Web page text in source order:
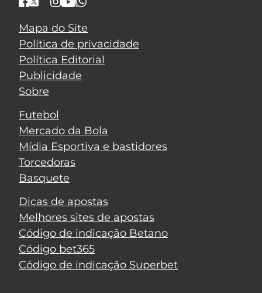
Mapa do Site
Política de privacidade
Política Editorial
Publicidade
Sobre
Futebol
Mercado da Bola
Mídia Esportiva e bastidores
Torcedoras
Basquete
Dicas de apostas
Melhores sites de apostas
Código de indicação Betano
Código bet365
Código de indicação Superbet